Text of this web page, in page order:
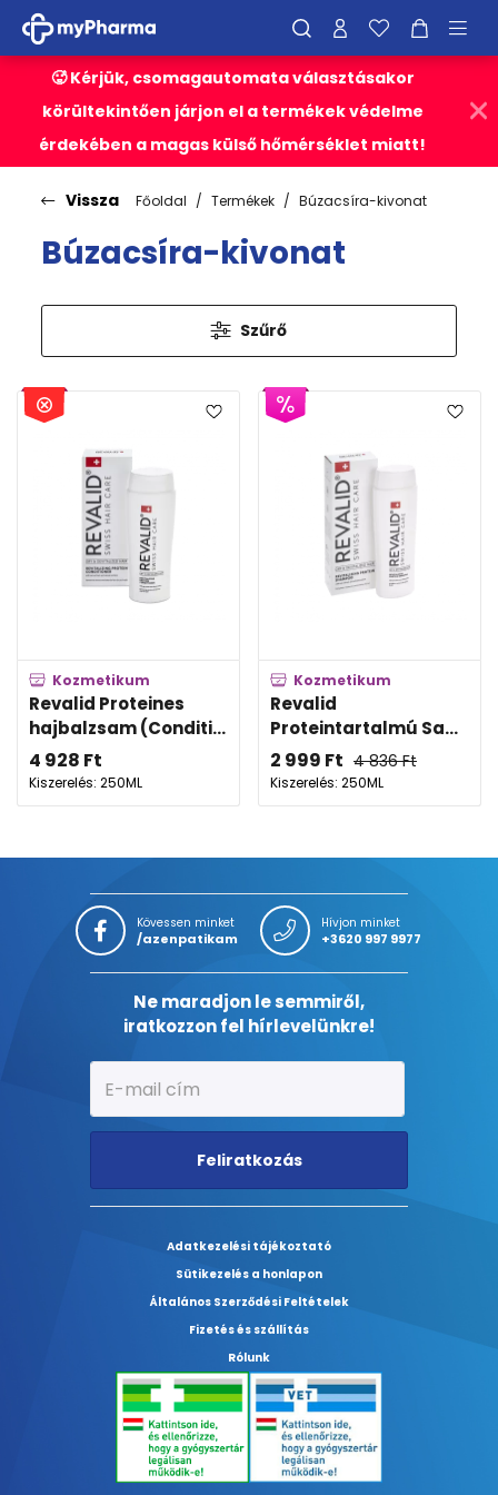
🥵 Kérjük, csomagautomata választásakor
körültekintően járjon el a termékek védelme
érdekében a magas külső hőmérséklet miatt!
Vissza Főoldal Termékek Búzacsíra-kivonat
Búzacsíra-kivonat
Szűrő
Kozmetikum
Revalid Proteines
hajbalzsam (Conditi...
4 928 Ft
Kiszerelés: 250ML
Kozmetikum
Revalid
Proteintartalmú Sa...
2 999 Ft 4 836Ft
Kiszerelés: 250ML
Kövessen minket
/azenpatikam
Hívjon minket
+3620 997 9977
Ne maradjon le semmiről,
iratkozzon fel hírlevelünkre!
Feliratkozás
Adatkezelési tájékoztató
Sütikezelés a honlapon
Általános Szerződési Feltételek
Fizetés és szállítás
Rólunk